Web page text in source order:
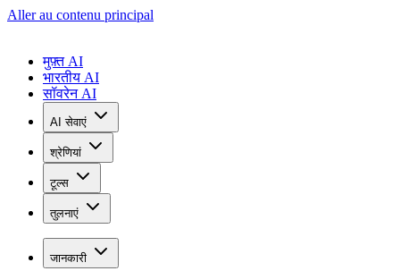
Aller au contenu principal
मुफ़्त AI
भारतीय AI
सॉवरेन AI
AI सेवाएं
श्रेणियां
टूल्स
तुलनाएं
जानकारी